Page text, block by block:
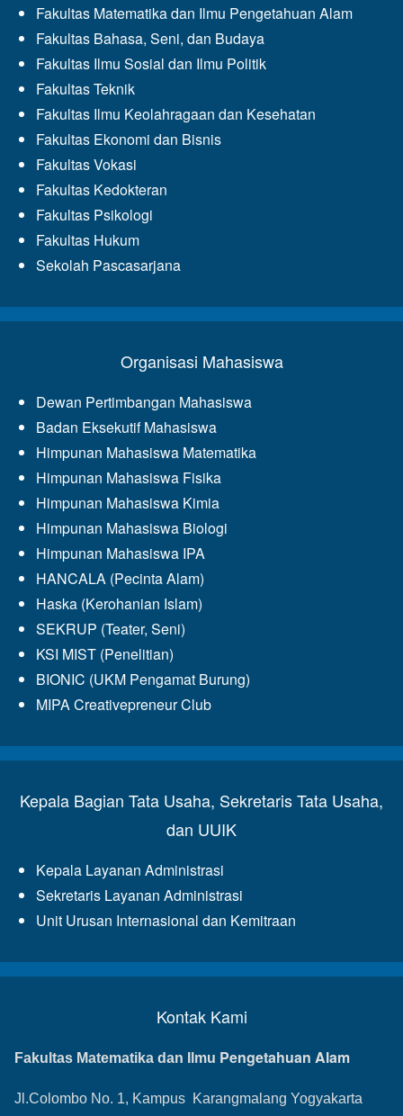
Fakultas Matematika dan Ilmu Pengetahuan Alam
Fakultas Bahasa, Seni, dan Budaya
Fakultas Ilmu Sosial dan Ilmu Politik
Fakultas Teknik
Fakultas Ilmu Keolahragaan dan Kesehatan
Fakultas Ekonomi dan Bisnis
Fakultas Vokasi
Fakultas Kedokteran
Fakultas Psikologi
Fakultas Hukum
Sekolah Pascasarjana
Organisasi Mahasiswa
Dewan Pertimbangan Mahasiswa
Badan Eksekutif Mahasiswa
Himpunan Mahasiswa Matematika
Himpunan Mahasiswa Fisika
Himpunan Mahasiswa Kimia
Himpunan Mahasiswa Biologi
Himpunan Mahasiswa IPA
HANCALA (Pecinta Alam)
Haska (Kerohanian Islam)
SEKRUP (Teater, Seni)
KSI MIST (Penelitian)
BIONIC (UKM Pengamat Burung)
MIPA Creativepreneur Club
Kepala Bagian Tata Usaha, Sekretaris Tata Usaha,
dan UUIK
Kepala Layanan Administrasi
Sekretaris Layanan Administrasi
Unit Urusan Internasional dan Kemitraan
Kontak Kami
Fakultas Matematika dan Ilmu Pengetahuan Alam
Jl.Colombo No. 1, Kampus Karangmalang Yogyakarta